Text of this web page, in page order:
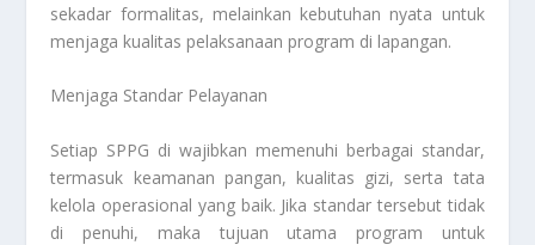
sekadar formalitas, melainkan kebutuhan nyata untuk
menjaga kualitas pelaksanaan program di lapangan.
Menjaga Standar Pelayanan
Setiap SPPG di wajibkan memenuhi berbagai standar,
termasuk keamanan pangan, kualitas gizi, serta tata
kelola operasional yang baik. Jika standar tersebut tidak
di penuhi, maka tujuan utama program untuk